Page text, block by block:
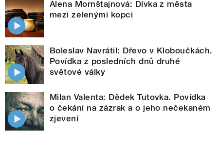
Alena Mornštajnová: Dívka z města
mezi zelenými kopci
Boleslav Navrátil: Dřevo v Kloboučkách.
Povídka z posledních dnů druhé
světové války
Milan Valenta: Dědek Tutovka. Povídka
o čekání na zázrak a o jeho nečekaném
zjevení